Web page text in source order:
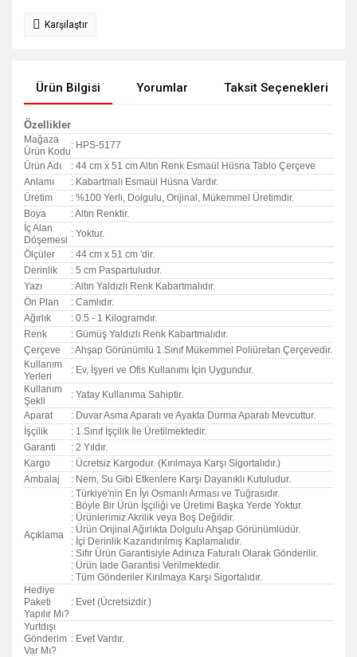
Karşılaştır
Ürün Bilgisi Yorumlar Taksit Seçenekleri
Özellikler
Mağaza
Ürün Kodu
: HPS-5177
Ürün Adı
: 44 cm x 51 cm Altın Renk Esmaül Hüsna Tablo Çerçeve
Anlamı
: Kabartmalı Esmaül Hüsna Vardır.
Üretim
: %100 Yerli, Dolgulu, Orijinal, Mükemmel Üretimdir.
Boya
: Altın Renktir.
İç Alan
Döşemesi
: Yoktur.
Ölçüler
: 44 cm x 51 cm 'dir.
Derinlik
: 5 cm Paspartuludur.
Yazı
: Altın Yaldızlı Renk Kabartmalıdır.
Ön Plan
: Camlıdır.
Ağırlık
: 0.5 - 1 Kilogramdır.
Renk
: Gümüş Yaldızlı Renk Kabartmalıdır.
Çerçeve
: Ahşap Görünümlü 1.Sınıf Mükemmel Poliüretan Çerçevedir.
Kullanım
Yerleri
: Ev, İşyeri ve Ofis Kullanımı İçin Uygundur.
Kullanım
Şekli
: Yatay Kullanıma Sahiptir.
Aparat
: Duvar Asma Aparatı ve Ayakta Durma Aparatı Mevcuttur.
İşçilik
: 1.Sınıf İşçilik İle Üretilmektedir.
Garanti
: 2 Yıldır.
Kargo
: Ücretsiz Kargodur. (Kırılmaya Karşı Sigortalıdır.)
Ambalaj
: Nem, Su Gibi Etkenlere Karşı Dayanıklı Kutuludur.
Açıklama
: Türkiye'nin En İyi Osmanlı Arması ve Tuğrasıdır.
: Böyle Bir Ürün İşçiliği ve Üretimi Başka Yerde Yoktur.
: Ürünlerimiz Akrilik veya Boş Değildir.
: Ürün Orijinal Ağırlıkta Dolgulu Ahşap Görünümlüdür.
: İçi Derinlik Kazandırılmış Kaplamalıdır.
: Sıfır Ürün Garantisiyle Adınıza Faturalı Olarak Gönderilir.
: Ürün İade Garantisi Verilmektedir.
: Tüm Gönderiler Kırılmaya Karşı Sigortalıdır.
Hediye
Paketi
Yapılır Mı?
: Evet (Ücretsizdir.)
Yurtdışı
Gönderim
Var Mı?
: Evet Vardır.